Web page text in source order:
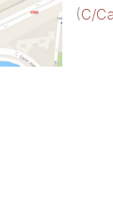
(C/